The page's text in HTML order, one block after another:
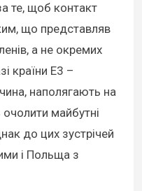
те, щоб контакт
що представляв
а не окремих
країни Е3 –
наполягають на
майбутні
до цих зустрічей
і Польща з